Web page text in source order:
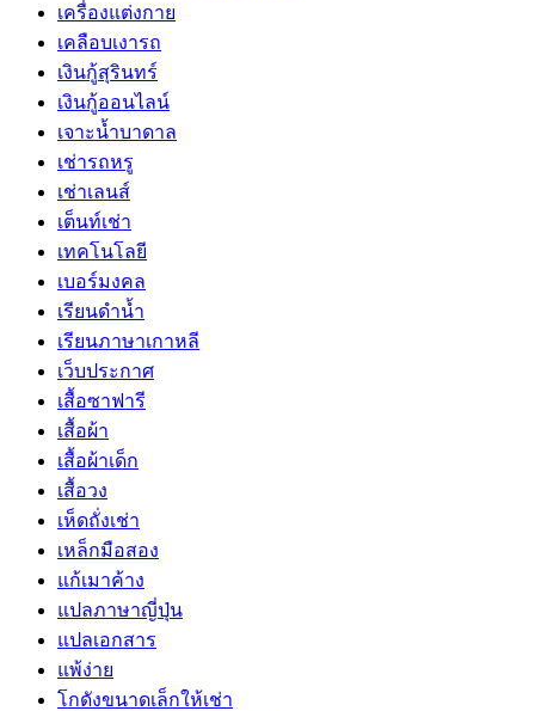
เครื่องแต่งกาย
เคลือบเงารถ
เงินกู้สุรินทร์
เงินกู้ออนไลน์
เจาะน้ำบาดาล
เช่ารถหรู
เช่าเลนส์
เต็นท์เช่า
เทคโนโลยี
เบอร์มงคล
เรียนดำน้ำ
เรียนภาษาเกาหลี
เว็บประกาศ
เสื้อซาฟารี
เสื้อผ้า
เสื้อผ้าเด็ก
เสื้อวง
เห็ดถั่งเช่า
เหล็กมือสอง
แก้เมาค้าง
แปลภาษาญี่ปุ่น
แปลเอกสาร
แพ้ง่าย
โกดังขนาดเล็กให้เช่า